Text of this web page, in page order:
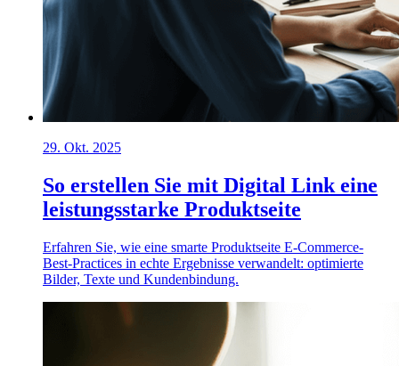
29. Okt. 2025
So erstellen Sie mit Digital Link eine
leistungsstarke Produktseite
Erfahren Sie, wie eine smarte Produktseite E-Commerce-
Best-Practices in echte Ergebnisse verwandelt: optimierte
Bilder, Texte und Kundenbindung.